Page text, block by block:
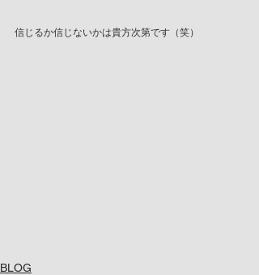
信じるか信じないかは貴方次第です（笑）
BLOG